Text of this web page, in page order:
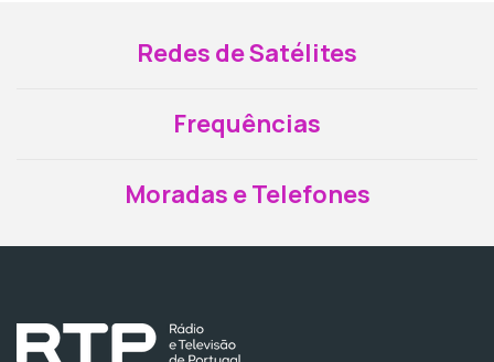
Redes de Satélites
Frequências
Moradas e Telefones